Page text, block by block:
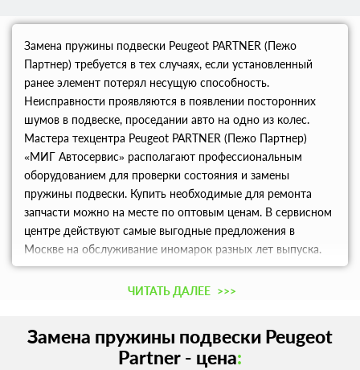
Замена пружины подвески Peugeot PARTNER (Пежо
Партнер) требуется в тех случаях, если установленный
ранее элемент потерял несущую способность.
Неисправности проявляются в появлении посторонних
шумов в подвеске, проседании авто на одно из колес.
Мастера техцентра Peugeot PARTNER (Пежо Партнер)
«МИГ Автосервис» располагают профессиональным
оборудованием для проверки состояния и замены
пружины подвески. Купить необходимые для ремонта
запчасти можно на месте по оптовым ценам. В сервисном
центре действуют самые выгодные предложения в
Москве на обслуживание иномарок разных лет выпуска.
Выбирайте удобное время посещения мастера и
записывайтесь на СТО по телефону.
ЧИТАТЬ ДАЛЕЕ >>>
Замена пружины подвески Peugeot
Partner - цена: